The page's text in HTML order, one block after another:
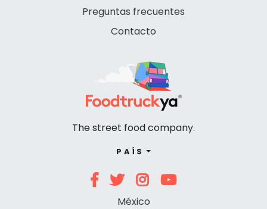
Preguntas frecuentes
Contacto
The street food company.
PAÍS
México